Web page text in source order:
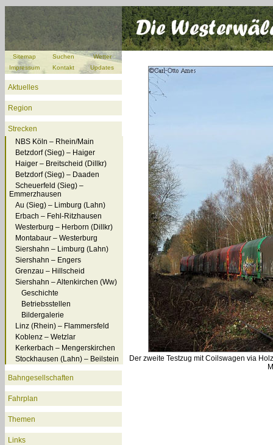
Sitemap Suchen
Wetter
Impressum
Kontakt Updates
Aktuelles
Region
Strecken
NBS Köln – Rhein/Main
Betzdorf (Sieg) – Haiger
Haiger – Breitscheid (Dillkr)
Betzdorf (Sieg) – Daaden
Scheuerfeld (Sieg) –
Emmerzhausen
Au (Sieg) – Limburg (Lahn)
Erbach – Fehl-Ritzhausen
Westerburg – Herborn (Dillkr)
Montabaur – Westerburg
Siershahn – Limburg (Lahn)
Siershahn – Engers
Grenzau – Hillscheid
Siershahn – Altenkirchen (Ww)
Geschichte
Betriebsstellen
Bildergalerie
Linz (Rhein) – Flammersfeld
Koblenz – Wetzlar
Kerkerbach – Mengerskirchen
Stockhausen (Lahn) – Beilstein
Bahngesellschaften
Fahrplan
Themen
Links
Der zweite Testzug mit Coilswagen via